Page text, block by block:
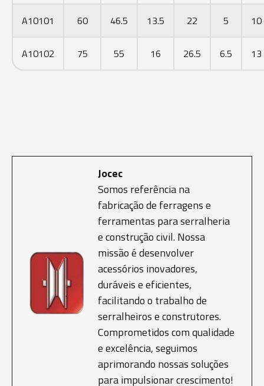
A10101 60 46.5 13.5 22 5 10
A10102 75 55 16 26.5 6.5 13
Jocec
Somos referência na
fabricação de ferragens e
ferramentas para serralheria
e construção civil. Nossa
missão é desenvolver
acessórios inovadores,
duráveis e eficientes,
facilitando o trabalho de
serralheiros e construtores.
Comprometidos com qualidade
e excelência, seguimos
aprimorando nossas soluções
para impulsionar crescimento!